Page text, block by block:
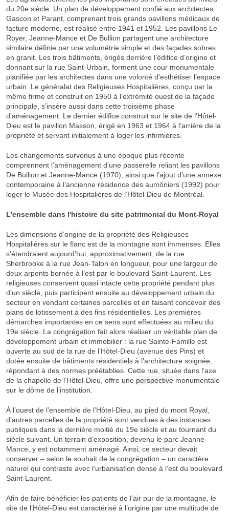
du 20e siècle. Un plan de développement confié aux architectes
Gascon et Parant, comprenant trois grands pavillons médicaux de
facture moderne, est réalisé entre 1941 et 1952. Les pavillons Le
Royer, Jeanne-Mance et De Bullion partagent une architecture
similaire définie par une volumétrie simple et des façades sobres
en granit. Les trois bâtiments, érigés derrière l’édifice d’origine et
donnant sur la rue Saint-Urbain, forment une cour monumentale
planifiée par les architectes dans une volonté d’esthétiser l’espace
urbain. Le généralat des Religieuses Hospitalières, conçu par la
même firme et construit en 1950 à l’extrémité ouest de la façade
principale, s’insère aussi dans cette troisième phase
d’aménagement. Le dernier édifice construit sur le site de l’Hôtel-
Dieu est le pavillon Masson, érigé en 1963 et 1964 à l’arrière de la
propriété et servant initialement à loger les infirmières.
Les changements survenus à une époque plus récente
comprennent l’aménagement d’une passerelle reliant les pavillons
De Bullion et Jeanne-Mance (1970), ainsi que l’ajout d’une annexe
contemporaine à l’ancienne résidence des aumôniers (1992) pour
loger le Musée des Hospitalières de l’Hôtel-Dieu de Montréal.
L'ensemble dans l'histoire du site patrimonial du Mont-Royal
Les dimensions d’origine de la propriété des Religieuses
Hospitalières sur le flanc est de la montagne sont immenses. Elles
s’étendraient aujourd’hui, approximativement, de la rue
Sherbrooke à la rue Jean-Talon en longueur, pour une largeur de
deux arpents bornée à l’est par le boulevard Saint-Laurent. Les
religieuses conservent quasi intacte cette propriété pendant plus
d’un siècle, puis participent ensuite au développement urbain du
secteur en vendant certaines parcelles et en faisant concevoir des
plans de lotissement à des fins résidentielles. Les premières
démarches importantes en ce sens sont effectuées au milieu du
19e siècle. La congrégation fait alors réaliser un véritable plan de
développement urbain et immobilier : la rue Sainte-Famille est
ouverte au sud de la rue de l’Hôtel-Dieu (avenue des Pins) et
dotée ensuite de bâtiments résidentiels à l’architecture soignée,
répondant à des normes préétablies. Cette rue, située dans l’axe
de la chapelle de l’Hôtel-Dieu, offre une perspective monumentale
sur le dôme de l’institution.
À l’ouest de l’ensemble de l’Hôtel-Dieu, au pied du mont Royal,
d’autres parcelles de la propriété sont vendues à des instances
publiques dans la dernière moitié du 19e siècle et au tournant du
siècle suivant. Un terrain d’exposition, devenu le parc Jeanne-
Mance, y est notamment aménagé. Ainsi, ce secteur devait
conserver – selon le souhait de la congrégation – un caractère
naturel qui contraste avec l’urbanisation dense à l’est du boulevard
Saint-Laurent.
Afin de faire bénéficier les patients de l’air pur de la montagne, le
site de l’Hôtel-Dieu est caractérisé à l’origine par une multitude de